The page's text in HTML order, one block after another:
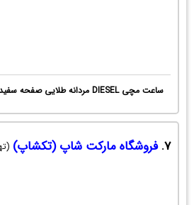
ساعت مچی DIESEL مردانه طلایی صفحه سفید مدل U700
7. فروشگاه مارکت شاپ (تکشاپ)